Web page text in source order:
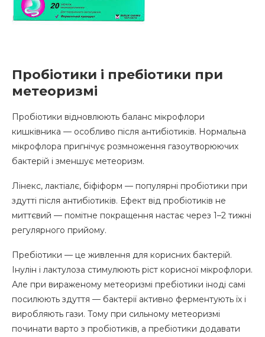
Пробіотики і пребіотики при
метеоризмі
Пробіотики відновлюють баланс мікрофлори
кишківника — особливо після антибіотиків. Нормальна
мікрофлора пригнічує розмноження газоутворюючих
бактерій і зменшує метеоризм.
Лінекс, лактіалє, біфіформ — популярні пробіотики при
здутті після антибіотиків. Ефект від пробіотиків не
миттєвий — помітне покращення настає через 1–2 тижні
регулярного прийому.
Пребіотики — це живлення для корисних бактерій.
Інулін і лактулоза стимулюють ріст корисної мікрофлори.
Але при вираженому метеоризмі пребіотики іноді самі
посилюють здуття — бактерії активно ферментують їх і
виробляють гази. Тому при сильному метеоризмі
починати варто з пробіотиків, а пребіотики додавати